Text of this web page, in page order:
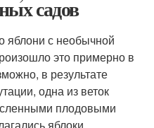
садов
яблони с необычной
это примерно в
в результате
одна из веток
плодовыми